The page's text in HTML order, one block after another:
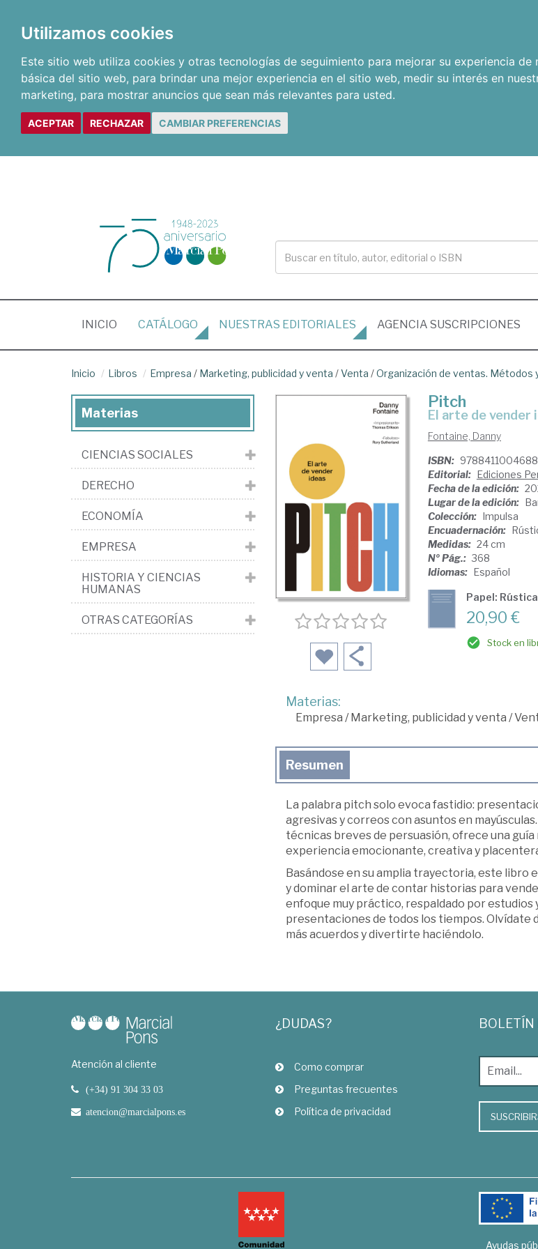
Utilizamos cookies
Este sitio web utiliza cookies y otras tecnologías de seguimiento para mejorar su experiencia de
básica del sitio web, para brindar una mejor experiencia en el sitio web, medir su interés en
marketing, para mostrar anuncios que sean más relevantes para usted.
ACEPTAR RECHAZAR CAMBIAR PREFERENCIAS
INICIO (CURRENT)
CATÁLOGO NUESTRAS EDITORIALES AGENCIA SUSCRIPCIONES
Inicio Libros Empresa / Marketing, publicidad y venta /Venta /Organización de ventas. Métodos
Pitch
El arte de vender
Fontaine, Danny
ISBN: 9788411004688
Editorial: Ediciones
Fecha de la edición:
Lugar de la edición:
Colección: Impulsa
Encuadernación:
Medidas: 24 cm
Nº Pág.: 368
Idiomas: Español
Papel: Rústica
20,90 €
Stock en
Materias:
Empresa /Marketing, publicidad y venta /
Resumen
La palabra pitch solo evoca fastidio:
agresivas y correos con asuntos en
técnicas breves de persuasión, ofrece una
experiencia emocionante, creativa y
Basándose en su amplia trayectoria, este libro
y dominar el arte de contar historias para
enfoque muy práctico, respaldado por estudios
presentaciones de todos los tiempos. Olvídate
más acuerdos y divertirte haciéndolo.
Materias
CIENCIAS SOCIALES
DERECHO
ECONOMÍA
EMPRESA
HISTORIA Y CIENCIAS
HUMANAS
OTRAS CATEGORÍAS
Atención al cliente
(+34) 91 304 33 03
atencion@marcialpons.es
¿DUDAS?
Como comprar
Preguntas frecuentes
Política de privacidad
BOLETÍN
Ayudas